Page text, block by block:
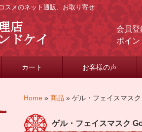
スメのネット通販、お取り寄せ
会員登
ポイン
カート お客様の声
Home » 商品 » ゲル・フェイスマス
ゲル・フェイスマスク